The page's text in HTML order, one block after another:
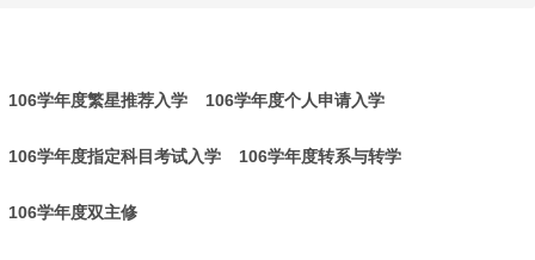
106学年度繁星推荐入学 106学年度个人申请入学
106学年度指定科目考试入学 106学年度转系与转学
106学年度双主修